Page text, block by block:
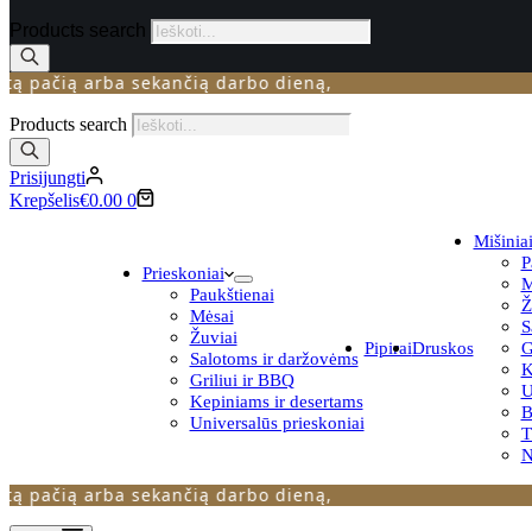
Products search
arba sekančią darbo dieną,
Products search
Prisijungti
Krepšelis€0.00 0
Prieskoniai
Paukštienai
Mėsai
Žuviai
Salotoms ir daržovėms
Griliui ir BBQ
Kepiniams ir desertams
Universalūs prieskoniai
PipiraiDruskos
Mišiniai
arba sekančią darbo dieną,